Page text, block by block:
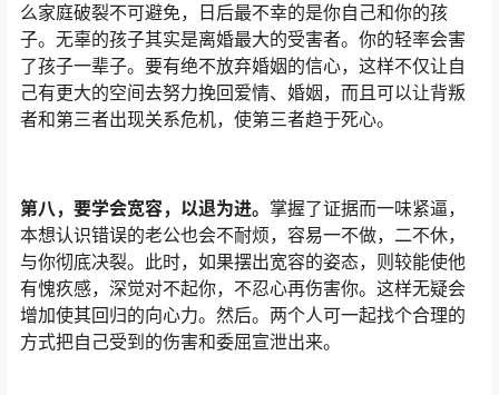
么家庭破裂不可避免，日后最不幸的是你自己和你的孩
子。无辜的孩子其实是离婚最大的受害者。你的轻率会害
了孩子一辈子。要有绝不放弃婚姻的信心，这样不仅让自
己有更大的空间去努力挽回爱情、婚姻，而且可以让背叛
者和第三者出现关系危机，使第三者趋于死心。
第八，要学会宽容，以退为进。 掌握了证据而一味紧逼，
本想认识错误的老公也会不耐烦，容易一不做，二不休，
与你彻底决裂。此时，如果摆出宽容的姿态，则较能使他
有愧疚感，深觉对不起你，不忍心再伤害你。这样无疑会
增加使其回归的向心力。然后。两个人可一起找个合理的
方式把自己受到的伤害和委屈宣泄出来。